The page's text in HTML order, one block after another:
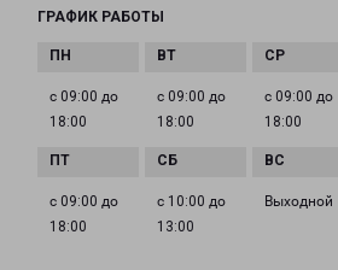
ГРАФИК РАБОТЫ
с 09:00 до
18:00
с 09:00 до
18:00
с 09:00 до
18:00
с 09:00 до
18:00
с 10:00 до
13:00
Выходной